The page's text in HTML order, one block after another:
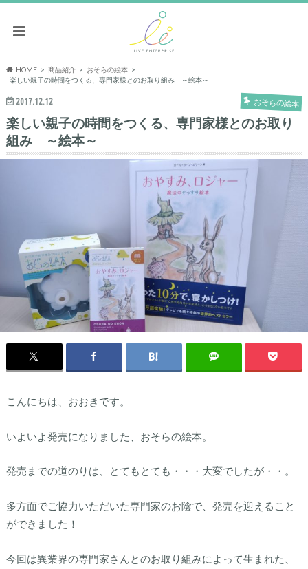
HOME 商品紹介
おそらの絵本
楽しい親子の時間をつくる、専門家様とのお取り組み ～絵本～
2017.12.12 おそらの絵本
楽しい親子の時間をつくる、専門家様とのお取り
組み ～絵本～
こんにちは、おおきです。
いよいよ発売になりました、おそらの絵本。
発売までの道のりは、とてもとても・・・大変でしたが・・。
多方面でご協力いただいた専門家のお陰で、発売を迎えること
ができました！
今回は異業界の専門家さんとのお取り組みによって生まれた、